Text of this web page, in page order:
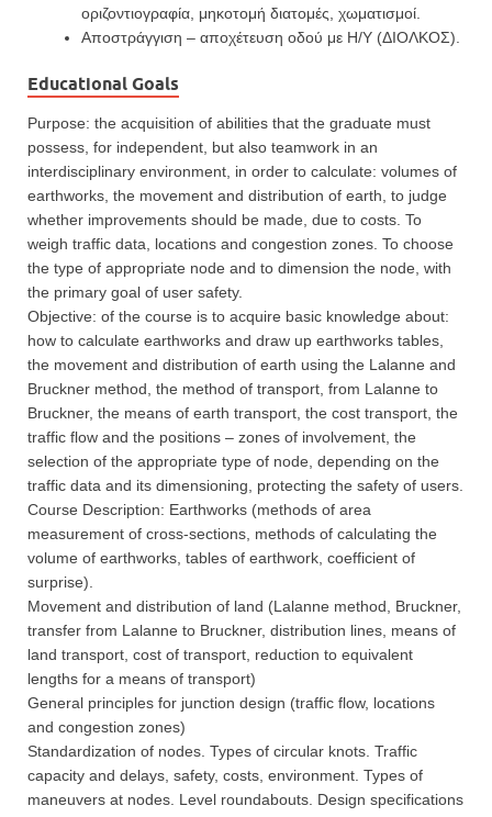
οριζοντιογραφία, μηκοτομή διατομές, χωματισμοί.
Αποστράγγιση – αποχέτευση οδού με Η/Υ (ΔΙΟΛΚΟΣ).
Educational Goals
Purpose: the acquisition of abilities that the graduate must
possess, for independent, but also teamwork in an
interdisciplinary environment, in order to calculate: volumes of
earthworks, the movement and distribution of earth, to judge
whether improvements should be made, due to costs. To
weigh traffic data, locations and congestion zones. To choose
the type of appropriate node and to dimension the node, with
the primary goal of user safety.
Objective: of the course is to acquire basic knowledge about:
how to calculate earthworks and draw up earthworks tables,
the movement and distribution of earth using the Lalanne and
Bruckner method, the method of transport, from Lalanne to
Bruckner, the means of earth transport, the cost transport, the
traffic flow and the positions – zones of involvement, the
selection of the appropriate type of node, depending on the
traffic data and its dimensioning, protecting the safety of users.
Course Description: Earthworks (methods of area
measurement of cross-sections, methods of calculating the
volume of earthworks, tables of earthwork, coefficient of
surprise).
Movement and distribution of land (Lalanne method, Bruckner,
transfer from Lalanne to Bruckner, distribution lines, means of
land transport, cost of transport, reduction to equivalent
lengths for a means of transport)
General principles for junction design (traffic flow, locations
and congestion zones)
Standardization of nodes. Types of circular knots. Traffic
capacity and delays, safety, costs, environment. Types of
maneuvers at nodes. Level roundabouts. Design specifications